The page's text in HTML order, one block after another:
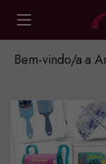
Bem-vindo/a a